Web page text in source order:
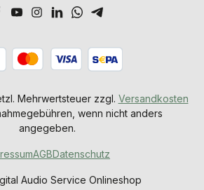
Mehrwertsteuer zzgl. Versandkosten
wenn nicht anders
angegeben.
Audio Service Onlineshop
AGBDatenschutz